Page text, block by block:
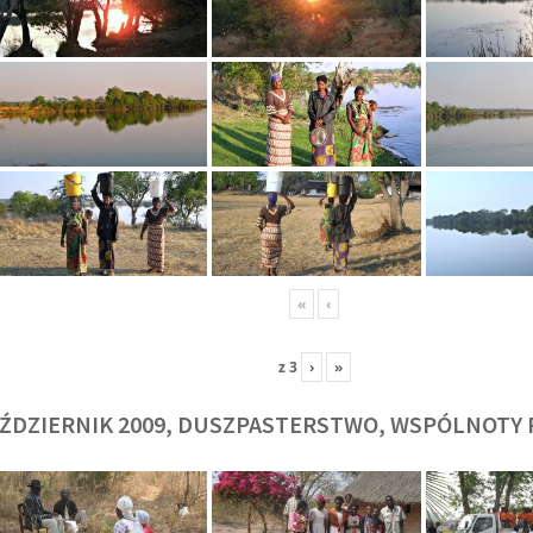
« ‹
z3 › »
2009, DUSZPASTERSTWO, WSPÓLNOTY
O. TADEUSZ SAROTA
SJ
O. ARTUR